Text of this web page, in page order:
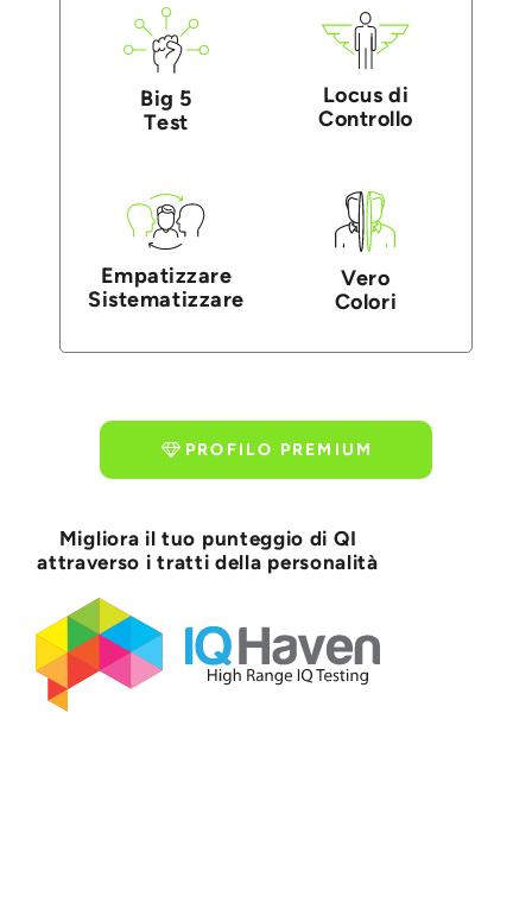
Big 5
Test
Locus di
Controllo
Empatizzare
Sistematizzare
Vero
Colori
PROFILO PREMIUM
Migliora il tuo punteggio di QI
attraverso i tratti della personalità